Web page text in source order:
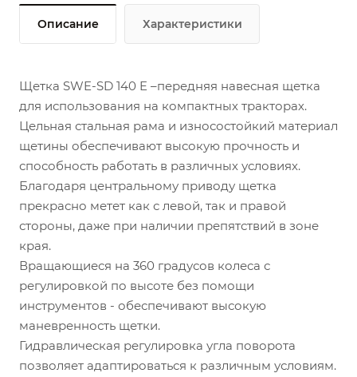
Описание Характеристики
Щетка SWE-SD 140 E –передняя навесная щетка
для использования на компактных тракторах.
Цельная стальная рама и износостойкий материал
щетины обеспечивают высокую прочность и
способность работать в различных условиях.
Благодаря центральному приводу щетка
прекрасно метет как с левой, так и правой
стороны, даже при наличии препятствий в зоне
края.
Вращающиеся на 360 градусов колеса с
регулировкой по высоте без помощи
инструментов - обеспечивают высокую
маневренность щетки.
Гидравлическая регулировка угла поворота
позволяет адаптироваться к различным условиям.